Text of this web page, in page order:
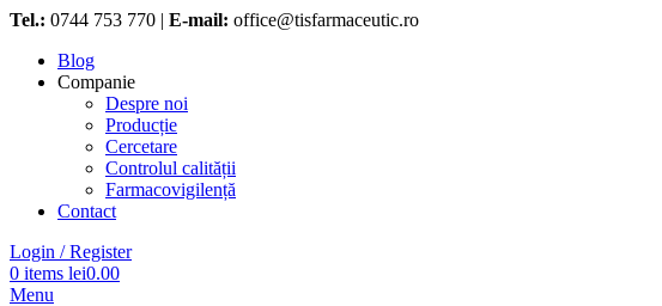
Tel.: 0744 753 770 | E-mail: office@tisfarmaceutic.ro
Blog
Companie
Despre noi
Producție
Cercetare
Controlul calității
Farmacovigilență
Contact
Login / Register
0 items lei0.00
Menu